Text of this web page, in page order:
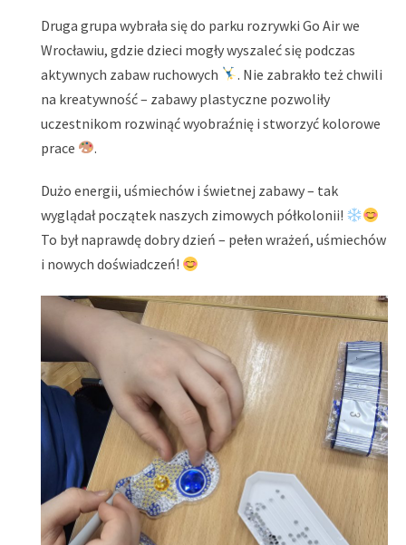
Druga grupa wybrała się do parku rozrywki Go Air we
Wrocławiu, gdzie dzieci mogły wyszaleć się podczas
aktywnych zabaw ruchowych
. Nie zabrakło też chwili
na kreatywność – zabawy plastyczne pozwoliły
uczestnikom rozwinąć wyobraźnię i stworzyć kolorowe
prace
.
Dużo energii, uśmiechów i świetnej zabawy – tak
wyglądał początek naszych zimowych półkolonii!
To był naprawdę dobry dzień – pełen wrażeń, uśmiechów
i nowych doświadczeń!